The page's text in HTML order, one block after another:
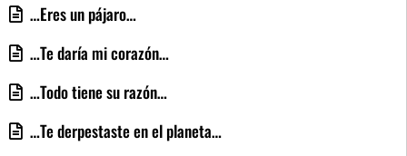
…Eres un pájaro…
…Te daría mi corazón…
…Todo tiene su razón…
…Te derpestaste en el planeta…